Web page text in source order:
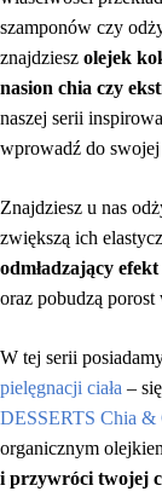
szamponów czy
znajdziesz olejek
nasion chia czy
naszej serii
wprowadź do swojej
Znajdziesz u nas
zwiększą ich
odmładzający efekt
oraz pobudzą
W tej serii
pielęgnacji ciała –
DESSERTS Chia &
organicznym
i przywróci twojej